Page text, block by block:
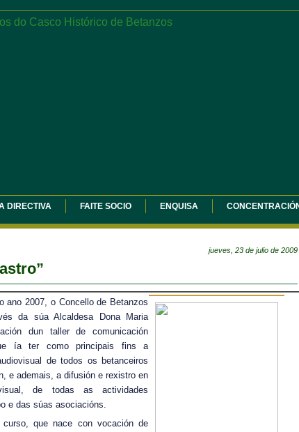
DIRECTIVA FAITE SOCIO ENQUISA
jueves, 23 de julio de 2009
ano 2007, o Concello de Betanzos
da súa Alcaldesa Dona Maria
dun taller de comunicación
ía ter como principais fins a
de todos os betanceiros
e ademais, a difusión e rexistro en
de todas as actividades
e das súas asociacións.
que nace con vocación de